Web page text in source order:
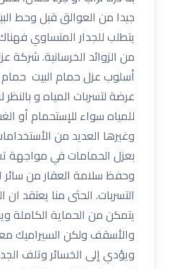
جيدا من العوالق قبل وحط
يتطلب للجدار المتساوي
من الزوائد الخرسانية. شركة
أسلوب عزل حمام البيت حمام
عرضة لتسربات المياه و
للمياه سواء للإستحمام أو
وغيرها العديد من
بعزل الحمامات في مواجهة
وحفظ سلامة العقار من سائر
التسربات. الحثى منا يعتقد
يتمكن من الحماية الكاملة
والأسقف ولكن السيراميك
ويؤدي إلى الخسائر وتلف